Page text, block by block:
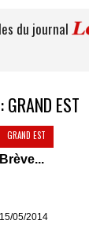
du journal
GRAND EST
GRAND EST
Brève...
15/05/2014